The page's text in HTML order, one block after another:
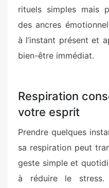
rituels simples mais
des ancres
à l’instant présent et
bien-être immédiat.
Respiration
votre esprit
Prendre quelques
sa respiration peut
geste simple et
à réduire le stress.